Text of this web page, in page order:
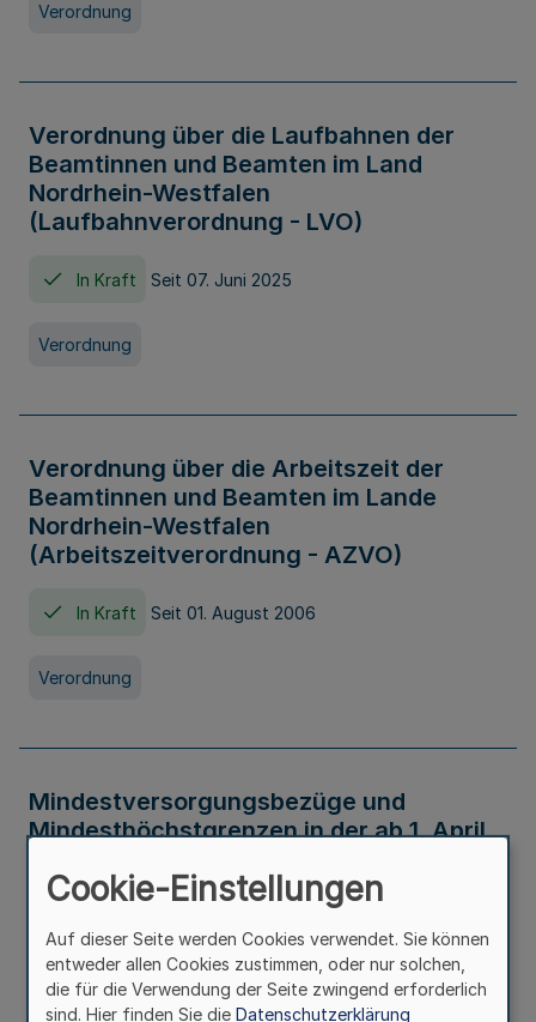
Verordnung
Verordnung über die Laufbahnen der
Beamtinnen und Beamten im Land
Nordrhein-Westfalen
(Laufbahnverordnung - LVO)
In Kraft Seit 07. Juni 2025
Verordnung
Verordnung über die Arbeitszeit der
Beamtinnen und Beamten im Lande
Nordrhein-Westfalen
(Arbeitszeitverordnung - AZVO)
In Kraft Seit 01. August 2006
Verordnung
Mindestversorgungsbezüge und
Mindesthöchstgrenzen in der ab 1. April
Verwaltungsvorschrift
Cookie-Einstellungen
Auf dieser Seite werden Cookies verwendet. Sie können
entweder allen Cookies zustimmen, oder nur solchen,
die für die Verwendung der Seite zwingend erforderlich
sind. Hier finden Sie die Datenschutzerklärung